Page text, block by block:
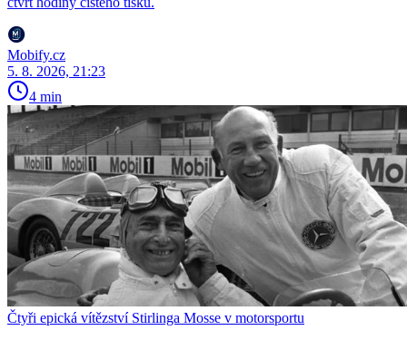
Mobify.cz
5. 8. 2026, 21:23
4 min
Čtyři epická vítězství Stirlinga Mosse v motorsportu